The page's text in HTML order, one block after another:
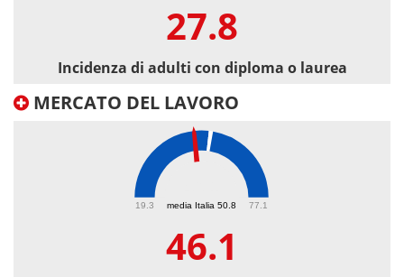
27.8
Incidenza di adulti con diploma o laurea
MERCATO DEL LAVORO
media Italia 50.8
19.3 77.1
46.1